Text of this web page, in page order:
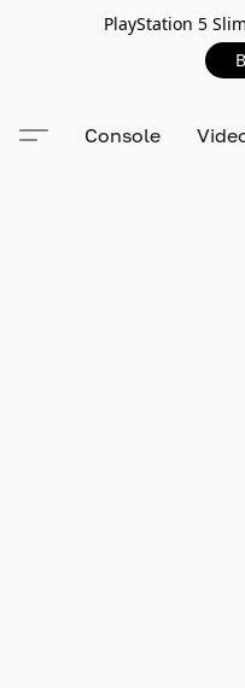
PlayStation 5
Console